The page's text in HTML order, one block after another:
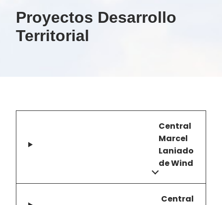
Proyectos Desarrollo
Territorial
Central
Marcel
Laniado
de Wind
Central